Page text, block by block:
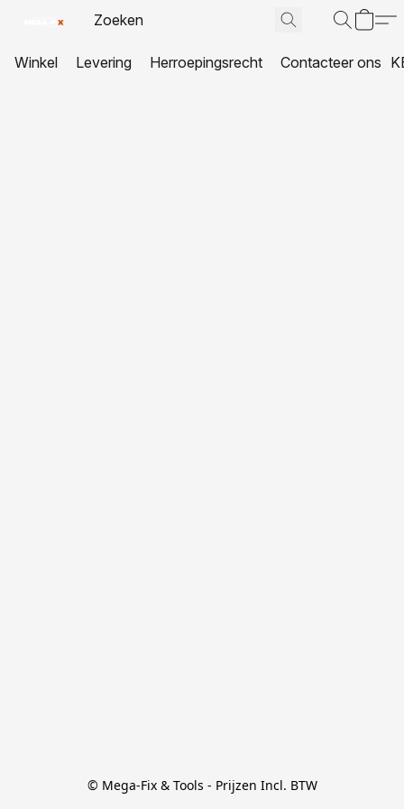
Winkel Levering Herroepingsrecht Contacteer ons
© Mega-Fix & Tools - Prijzen Incl. BTW